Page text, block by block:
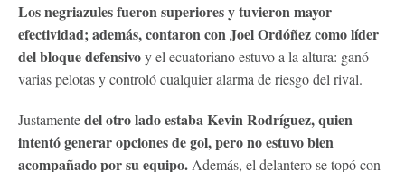
Los negriazules fueron superiores y tuvieron mayor
efectividad; además, contaron con Joel Ordóñez como líder
del bloque defensivoy el ecuatoriano estuvo a la altura: ganó
varias pelotas y controló cualquier alarma de riesgo del rival.
Justamentedel otro lado estaba Kevin Rodríguez, quien
intentó generar opciones de gol, pero no estuvo bien
acompañado por su equipo.Además, el delantero se topó con